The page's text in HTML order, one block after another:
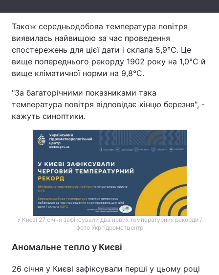
Послуги
Тема оформлення
Також середньодобова температура повітря
виявилась найвищою за час проведення
спостережень для цієї дати і склала 5,9°С. Це
вище попереднього рекорду 1902 року на 1,0°С й
вище кліматичної норми на 9,8°С.
"За багаторічними показниками така
температура повітря відповідає кінцю березня", -
кажуть синоптики.
У Києві 27 січня зафіксували два нових температурних рекорди /
фото Укргідрометцентр
Аномальне тепло у Києві
26 січня у Києві зафіксували перші у цьому році